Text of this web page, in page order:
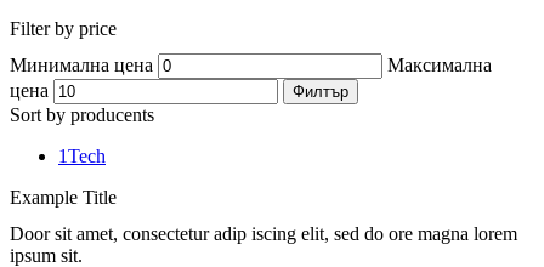
Filter by price
Минимална цена
Максимална
цена
Филтър
Sort by producents
1Tech
Example Title
Door sit amet, consectetur adip iscing elit, sed do ore magna lorem
ipsum sit.